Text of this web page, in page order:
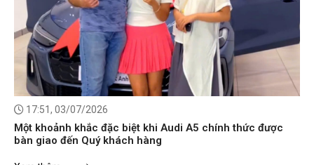
17:51, 03/07/2026
Một khoảnh khắc đặc biệt khi Audi A5 chính thức được
bàn giao đến Quý khách hàng